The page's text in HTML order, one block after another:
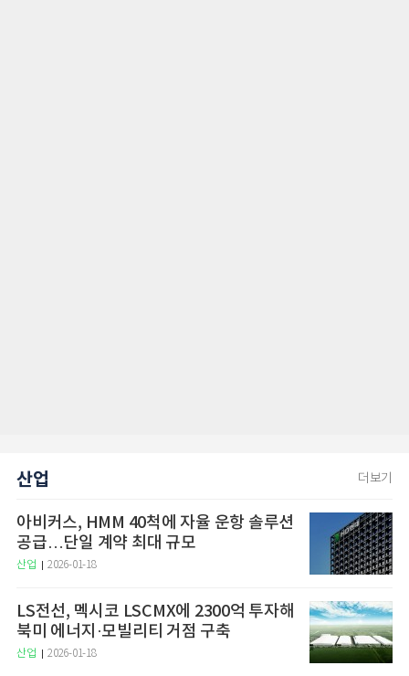
산업 더보기
아비커스, HMM 40척에 자율 운항 솔루션
공급…단일 계약 최대 규모
산업 2026-01-18
LS전선, 멕시코 LSCMX에 2300억 투자해
북미 에너지·모빌리티 거점 구축
산업 2026-01-18